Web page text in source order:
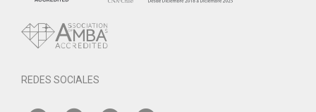
REDES SOCIALES